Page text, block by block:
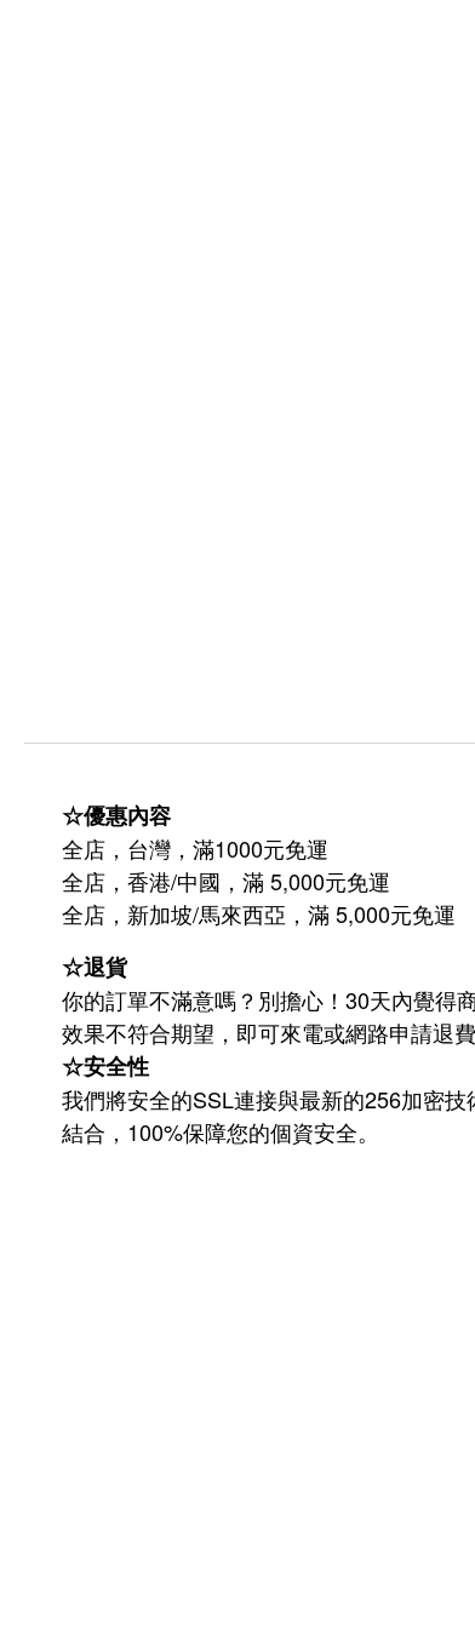
☆優惠內容
全店，台灣，滿1000元免運
全店，香港/中國，滿 5,000元免運
全店，新加坡/馬來西亞，滿 5,000元免運
☆退貨
你的訂單不滿意嗎？別擔心！30天內覺得
效果不符合期望，即可來電或網路申請退費
☆安全性
我們將安全的SSL連接與最新的256加密技
結合，100%保障您的個資安全。